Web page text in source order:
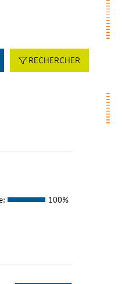
RECHERCHER
100%